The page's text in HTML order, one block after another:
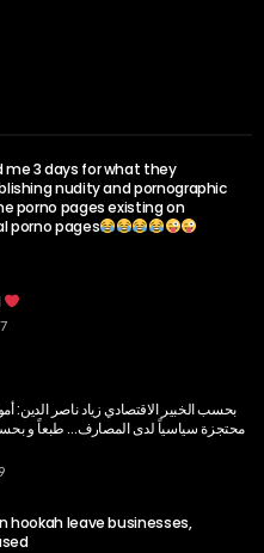
me 3 days for what they
nudity and pornographic
porno pages existing on
porno pages
بحسب الخبير الاقتصادي زياد ناصر الدين:
hookah leave businesses,